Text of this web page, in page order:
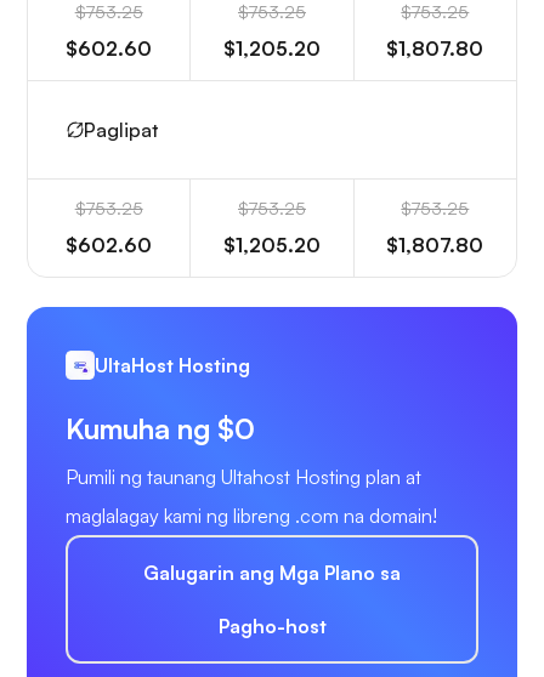
$753.25
$602.60
$753.25
$1,205.20
$753.25
$1,807.80
Paglipat
$753.25
$602.60
$753.25
$1,205.20
$753.25
$1,807.80
UltaHost Hosting
Kumuha ng $0
Pumili ng taunang Ultahost Hosting plan at
maglalagay kami ng libreng .com na domain!
Galugarin ang Mga Plano sa
Pagho-host